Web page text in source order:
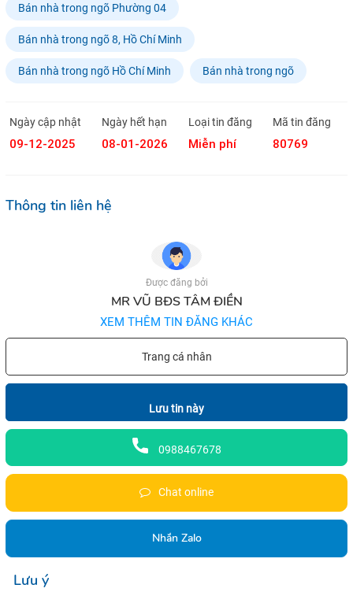
Bán nhà trong ngõ Phường 04
Bán nhà trong ngõ 8, Hồ Chí Minh
Bán nhà trong ngõ Hồ Chí Minh Bán nhà trong ngõ
Ngày cập nhật
09-12-2025
Ngày hết hạn
08-01-2026
Loại tin đăng
Miễn phí
Mã tin đăng
80769
Thông tin liên hệ
Được đăng bởi
MR VŨ BĐS TÂM ĐIỀN
XEM THÊM TIN ĐĂNG KHÁC
Trang cá nhân
Lưu tin này
0988467678
Chat online
Nhắn Zalo
Lưu ý